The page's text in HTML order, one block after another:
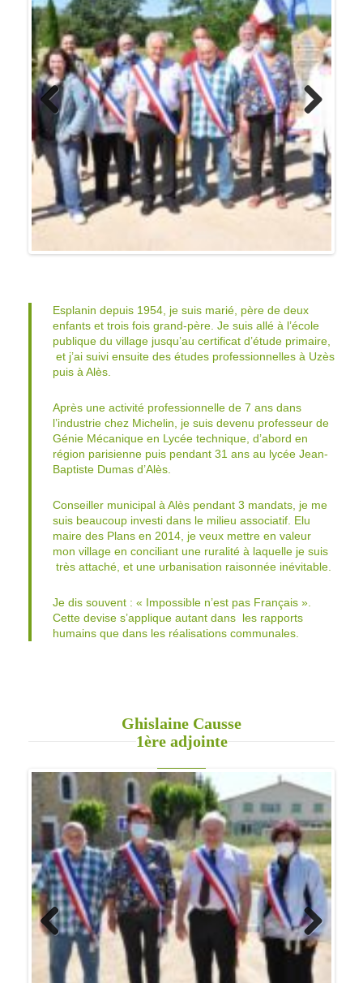
Previo
us
Next
Esplanin depuis 1954, je suis marié, père de deux
enfants et trois fois grand-père. Je suis allé à l’école
publique du village jusqu’au certificat d’étude primaire,
et j’ai suivi ensuite des études professionnelles à Uzès
puis à Alès.
Après une activité professionnelle de 7 ans dans
l’industrie chez Michelin, je suis devenu professeur de
Génie Mécanique en Lycée technique, d’abord en
région parisienne puis pendant 31 ans au lycée Jean-
Baptiste Dumas d’Alès.
Conseiller municipal à Alès pendant 3 mandats, je me
suis beaucoup investi dans le milieu associatif. Elu
maire des Plans en 2014, je veux mettre en valeur
mon village en conciliant une ruralité à laquelle je suis
très attaché, et une urbanisation raisonnée inévitable.
Je dis souvent : « Impossible n’est pas Français ».
Cette devise s’applique autant dans les rapports
humains que dans les réalisations communales.
Ghislaine Causse
1ère adjointe
Previo
Next